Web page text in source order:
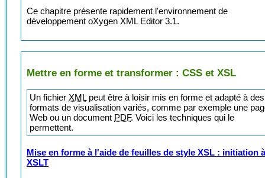
Ce chapitre présente rapidement l'environnement de
développement oXygen XML Editor 3.1.
Mettre en forme et transformer : CSS et XSL
Un fichierXMLpeut être à loisir mis en forme et adapté à des
formats de visualisation variés, comme par exemple une
Web ou un document PDF. Voici les techniques qui le
permettent.
Mise en forme à l'aide de feuilles de style XSL : initiation à
XSLT